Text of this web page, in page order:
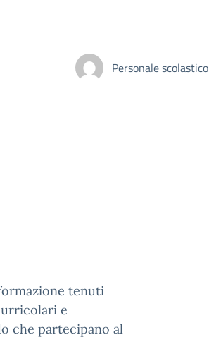
Personale scolastico
tenuti
e
che partecipano al